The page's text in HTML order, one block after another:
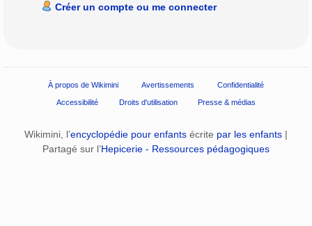
Créer un compte ou me connecter
À propos de Wikimini Avertissements Confidentialité
Accessibilité Droits d'utilisation Presse & médias
Wikimini, l’encyclopédie pour enfants écrite par les enfants |
Partagé sur l’Hepicerie - Ressources pédagogiques